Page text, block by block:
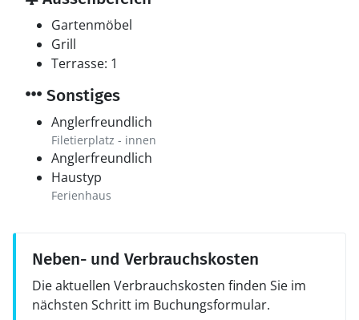
Gartenmöbel
Grill
Terrasse: 1
Sonstiges
Anglerfreundlich
Filetierplatz - innen
Anglerfreundlich
Haustyp
Ferienhaus
Neben- und Verbrauchskosten
Die aktuellen Verbrauchskosten finden Sie im
nächsten Schritt im Buchungsformular.